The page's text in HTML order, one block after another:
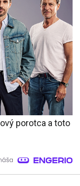
porotca a toto